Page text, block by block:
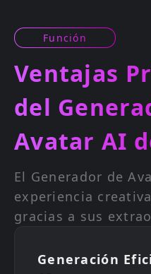
Función
Ventajas
del
Avatar AI
El Generador de
experiencia
gracias a sus
Generación